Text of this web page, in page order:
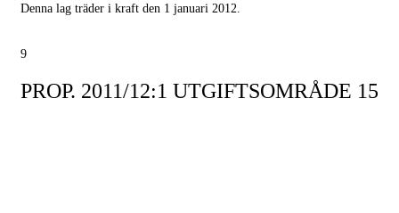
Denna lag träder i kraft den 1 januari 2012.
9
PROP. 2011/12:1 UTGIFTSOMRÅDE 15